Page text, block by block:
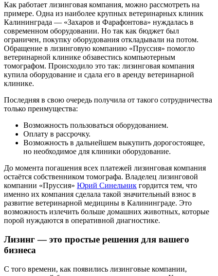
Как работает лизинговая компания, можно рассмотреть на
примере. Одна из наиболее крупных ветеринарных клиник
Калининграда — «Захаров и Фарафонтова» нуждалась в
современном оборудовании. Но так как бюджет был
ограничен, покупку оборудования откладывали на потом.
Обращение в лизинговую компанию «Пруссия» помогло
ветеринарной клинике обзавестись компьютерным
томографом. Происходило это так: лизинговая компания
купила оборудование и сдала его в аренду ветеринарной
клинике.
Последняя в свою очередь получила от такого сотрудничества
только преимущества:
Возможность пользоваться оборудованием.
Оплату в рассрочку.
Возможность в дальнейшем выкупить дорогостоящее,
но необходимое для клиники оборудование.
До момента погашения всех платежей лизинговая компания
остаётся собственником томографа. Владелец лизинговой
компании «Пруссия» Юрий Синельник гордится тем, что
именно их компания сделала такой значительный взнос в
развитие ветеринарной медицины в Калининграде. Это
возможность излечить больше домашних животных, которые
порой нуждаются в оперативной диагностике.
Лизинг — это простые решения для вашего
бизнеса
С того времени, как появились лизинговые компании,